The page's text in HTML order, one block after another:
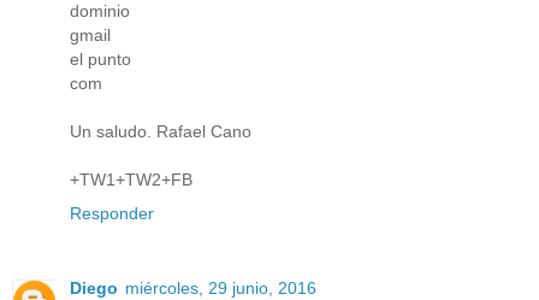
dominio
gmail
el punto
com
Un saludo. Rafael Cano
+TW1+TW2+FB
Responder
Diego miércoles, 29 junio, 2016